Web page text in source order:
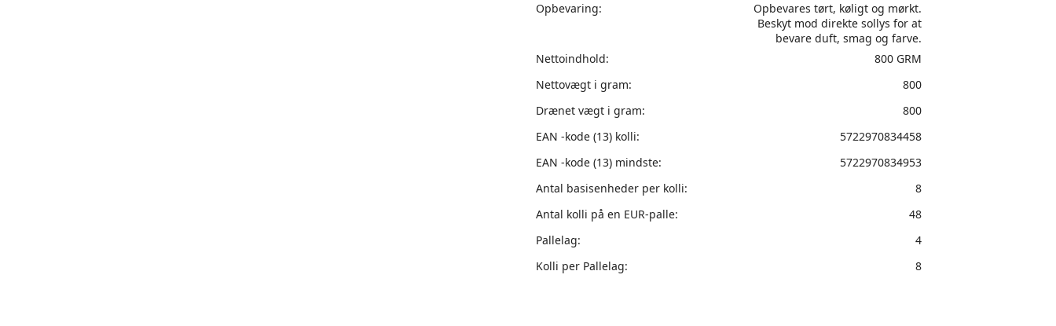
Opbevaring:
Opbevares tørt, køligt og mørkt.
Beskyt mod direkte sollys for at
bevare duft, smag og farve.
Nettoindhold:
800 GRM
Nettovægt i gram:
800
Drænet vægt i gram:
800
EAN -kode (13) kolli:
5722970834458
EAN -kode (13) mindste:
5722970834953
Antal basisenheder per kolli:
8
Antal kolli på en EUR-palle:
48
Pallelag:
4
Kolli per Pallelag:
8